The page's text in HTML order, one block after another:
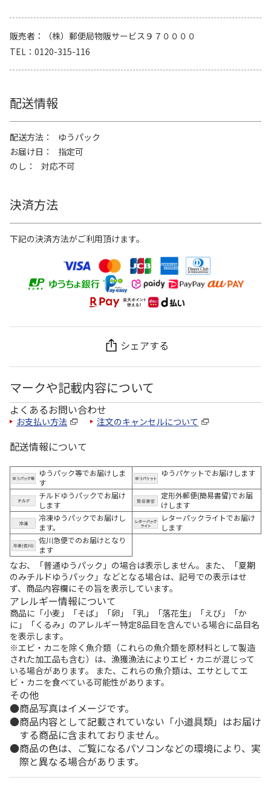
販売者
（株）郵便局物販サービス９７００００
TEL
0120-315-116
配送情報
配送方法
ゆうパック
お届け日
指定可
のし
対応不可
決済方法
下記の決済方法がご利用頂けます。
シェアする
マークや記載内容について
よくあるお問い合わせ
お支払い方法 注文のキャンセルについて
配送情報について
ゆうパック等でお届けしま
す
ゆうパケットでお届けします
チルドゆうパックでお届け
します
定形外郵便(簡易書留)でお届
けします
冷凍ゆうパックでお届けし
ます。
レターパックライトでお届け
します
佐川急便でのお届けとなり
ます
なお、「普通ゆうパック」の場合は表示しません。また、「夏期
のみチルドゆうパック」などとなる場合は、記号での表示はせ
ず、商品内容欄にその旨を表示しています。
アレルギー情報について
商品に「小麦」「そば」「卵」「乳」「落花生」「えび」「か
に」「くるみ」のアレルギー特定8品目を含んでいる場合に品目名
を表示します。
※エビ・カニを除く魚介類（これらの魚介類を原材料として製造
された加工品も含む）は、漁獲漁法によりエビ・カニが混じって
いる場合があります。 また、これらの魚介類は、エサとしてエ
ビ・カニを食べている可能性があります。
その他
商品写真はイメージです。
商品内容として記載されていない「小道具類」はお届け
する商品に含まれておりません。
商品の色は、ご覧になるパソコンなどの環境により、実
際と異なる場合があります。